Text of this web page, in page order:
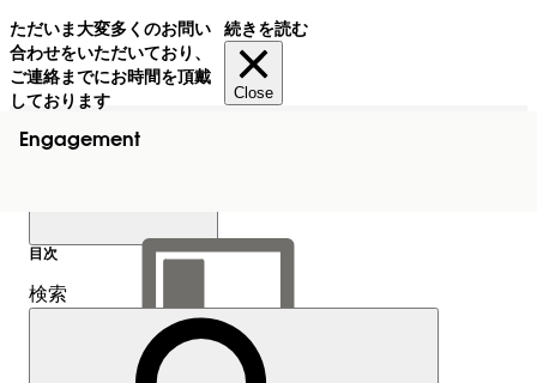
ただいま大変多くのお問い
合わせをいただいており、
ご連絡までにお時間を頂戴
しております
続きを読む
Close
Engagement
目次
検索